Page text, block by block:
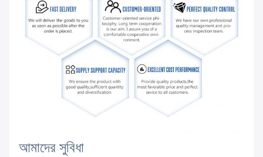
আমাদের সুবিধা